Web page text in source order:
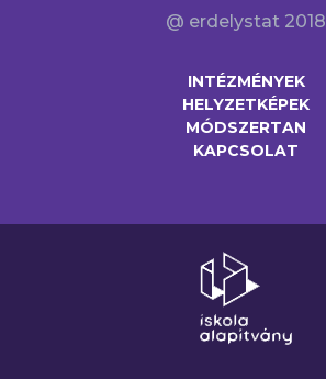
@ erdelystat 2018
INTÉZMÉNYEK
HELYZETKÉPEK
MÓDSZERTAN
KAPCSOLAT